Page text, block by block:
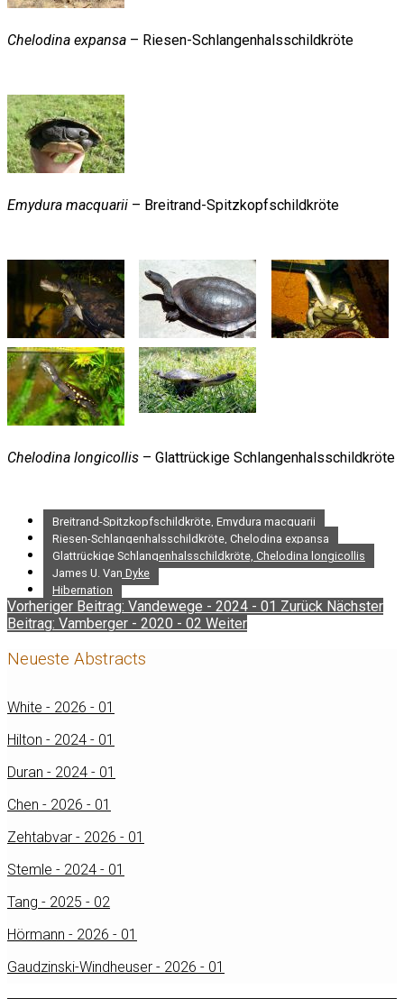
Chelodina expansa – Riesen-Schlangenhalsschildkröte
Emydura macquarii – Breitrand-Spitzkopfschildkröte
Chelodina longicollis – Glattrückige Schlangenhalsschildkröte
Breitrand-Spitzkopfschildkröte, Emydura macquarii
Riesen-Schlangenhalsschildkröte, Chelodina expansa
Glattrückige Schlangenhalsschildkröte, Chelodina longicollis
James U. Van Dyke
Hibernation
Vorheriger Beitrag: Vandewege - 2024 - 01 Zurück Nächster
Beitrag: Vamberger - 2020 - 02 Weiter
Neueste Abstracts
White - 2026 - 01
Hilton - 2024 - 01
Duran - 2024 - 01
Chen - 2026 - 01
Zehtabvar - 2026 - 01
Stemle - 2024 - 01
Tang - 2025 - 02
Hörmann - 2026 - 01
Gaudzinski-Windheuser - 2026 - 01